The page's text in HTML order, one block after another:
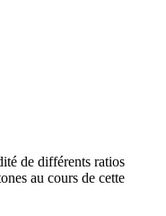
de différents ratios
au cours de cette